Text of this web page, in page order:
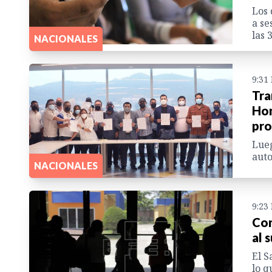
NACIONALES
Los
a
las
NACIONALES
9:31
9:23
al
El
lo